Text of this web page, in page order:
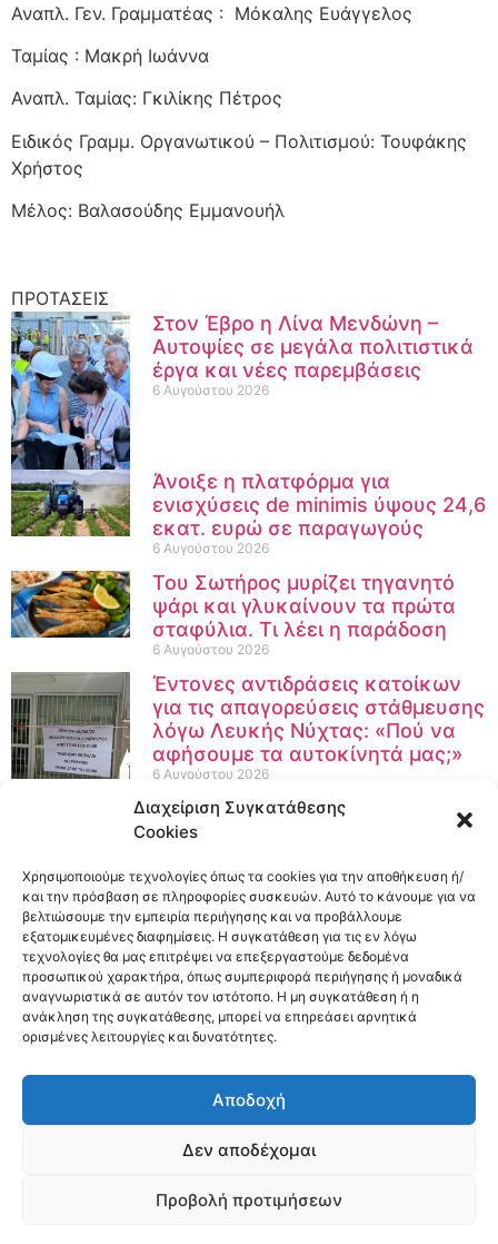
Διαχείριση Συγκατάθεσης
Cookies
Χρησιμοποιούμε τεχνολογίες όπως τα cookies για την αποθήκευση ή/
και την πρόσβαση σε πληροφορίες συσκευών. Αυτό το κάνουμε για να
βελτιώσουμε την εμπειρία περιήγησης και να προβάλλουμε
εξατομικευμένες διαφημίσεις. Η συγκατάθεση για τις εν λόγω
τεχνολογίες θα μας επιτρέψει να επεξεργαστούμε δεδομένα
προσωπικού χαρακτήρα, όπως συμπεριφορά περιήγησης ή μοναδικά
αναγνωριστικά σε αυτόν τον ιστότοπο. Η μη συγκατάθεση ή η
ανάκληση της συγκατάθεσης, μπορεί να επηρεάσει αρνητικά
ορισμένες λειτουργίες και δυνατότητες.
Αποδοχή
Δεν αποδέχομαι
Προβολή προτιμήσεων
Αναπλ. Γεν. Γραμματέας : Μόκαλης Ευάγγελος
Ταμίας : Μακρή Ιωάννα
Αναπλ. Ταμίας: Γκιλίκης Πέτρος
Ειδικός Γραμμ. Οργανωτικού – Πολιτισμού: Τουφάκης
Χρήστος
Μέλος: Βαλασούδης Εμμανουήλ
ΠΡΟΤΑΣΕΙΣ
Στον Έβρο η Λίνα Μενδώνη –
Αυτοψίες σε μεγάλα πολιτιστικά
έργα και νέες παρεμβάσεις
6 Αυγούστου 2026
Άνοιξε η πλατφόρμα για
ενισχύσεις de minimis ύψους 24,6
εκατ. ευρώ σε παραγωγούς
6 Αυγούστου 2026
Του Σωτήρος μυρίζει τηγανητό
ψάρι και γλυκαίνουν τα πρώτα
σταφύλια. Τι λέει η παράδοση
6 Αυγούστου 2026
Έντονες αντιδράσεις κατοίκων
για τις απαγορεύσεις στάθμευσης
λόγω Λευκής Νύχτας: «Πού να
αφήσουμε τα αυτοκίνητά μας;»
6 Αυγούστου 2026
Copyright © 2026 | Developed byPr-om.gr